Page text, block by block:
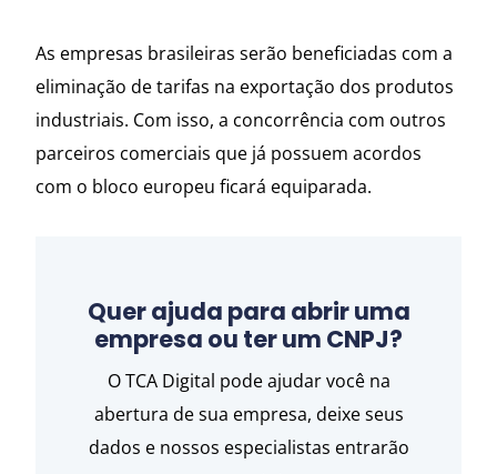
As empresas brasileiras serão beneficiadas com a
eliminação de tarifas na exportação dos produtos
industriais. Com isso, a concorrência com outros
parceiros comerciais que já possuem acordos
com o bloco europeu ficará equiparada.
Quer ajuda para abrir uma
empresa ou ter um CNPJ?
O TCA Digital pode ajudar você na
abertura de sua empresa, deixe seus
dados e nossos especialistas entrarão